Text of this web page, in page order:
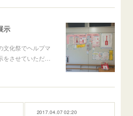
示
文化祭でヘルプマ
をさせていただ…
2017.04.07 02:20